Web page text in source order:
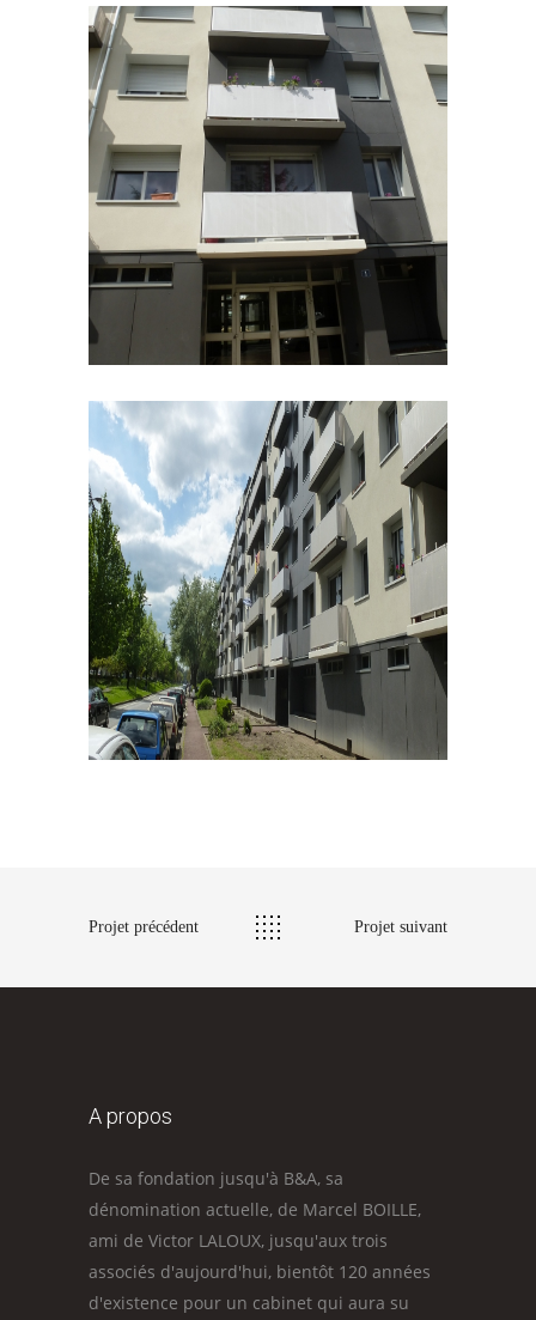
Projet précédent Projet suivant
A propos
De sa fondation jusqu'à B&A, sa
dénomination actuelle, de Marcel BOILLE,
ami de Victor LALOUX, jusqu'aux trois
associés d'aujourd'hui, bientôt 120 années
d'existence pour un cabinet qui aura su